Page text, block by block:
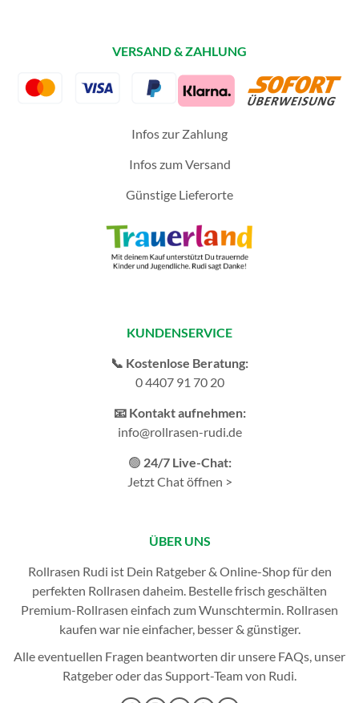
VERSAND & ZAHLUNG
Infos zur Zahlung
Infos zum Versand
Günstige Lieferorte
KUNDENSERVICE
📞 Kostenlose Beratung:
0 4407 91 70 20
📧 Kontakt aufnehmen:
info@rollrasen-rudi.de
🟢 24/7 Live-Chat:
Jetzt Chat öffnen >
ÜBER UNS
Rollrasen Rudi ist Dein Ratgeber & Online-Shop für den
perfekten Rollrasen daheim. Bestelle frisch geschälten
Premium-Rollrasen einfach zum Wunschtermin. Rollrasen
kaufen war nie einfacher, besser & günstiger.
Alle eventuellen Fragen beantworten dir unsere FAQs, unser
Ratgeberoder dasSupport-Teamvon Rudi.